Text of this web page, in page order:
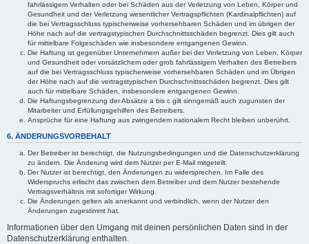
fahrlässigem Verhalten oder bei Schäden aus der Verletzung von Leben, Körper und
Gesundheit und der Verletzung wesentlicher Vertragspflichten (Kardinalpflichten) auf
die bei Vertragsschluss typischerweise vorhersehbaren Schäden und im übrigen der
Höhe nach auf die vertragstypischen Durchschnittsschäden begrenzt. Dies gilt auch
für mittelbare Folgeschäden wie insbesondere entgangenen Gewinn.
Die Haftung ist gegenüber Unternehmern außer bei der Verletzung von Leben, Körper
und Gesundheit oder vorsätzlichem oder grob fahrlässigem Verhalten des Betreibers
auf die bei Vertragsschluss typischerweise vorhersehbaren Schäden und im Übrigen
der Höhe nach auf die vertragstypischen Durchschnittsschäden begrenzt. Dies gilt
auch für mittelbare Schäden, insbesondere entgangenen Gewinn.
Die Haftungsbegrenzung der Absätze a bis c gilt sinngemäß auch zugunsten der
Mitarbeiter und Erfüllungsgehilfen des Betreibers.
Ansprüche für eine Haftung aus zwingendem nationalem Recht bleiben unberührt.
6. ÄNDERUNGSVORBEHALT
Der Betreiber ist berechtigt, die Nutzungsbedingungen und die Datenschutzerklärung
zu ändern. Die Änderung wird dem Nutzer per E-Mail mitgeteilt.
Der Nutzer ist berechtigt, den Änderungen zu widersprechen. Im Falle des
Widerspruchs erlischt das zwischen dem Betreiber und dem Nutzer bestehende
Vertragsverhältnis mit sofortiger Wirkung.
Die Änderungen gelten als anerkannt und verbindlich, wenn der Nutzer den
Änderungen zugestimmt hat.
Informationen über den Umgang mit deinen persönlichen Daten sind in der
Datenschutzerklärung enthalten.